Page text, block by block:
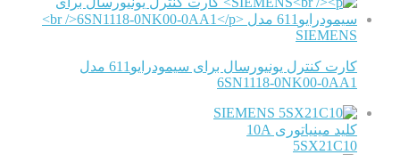
SIEMENS
کارت کنترل یونیورسال برای سیمودرایو611 مدل
6SN1118-0NK00-0AA1
SIEMENS
کلید مینیاتوری 10A
5SX21C10